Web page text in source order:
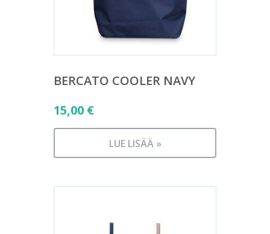
BERCATO COOLER NAVY
15,00 €
LUE LISÄÄ »